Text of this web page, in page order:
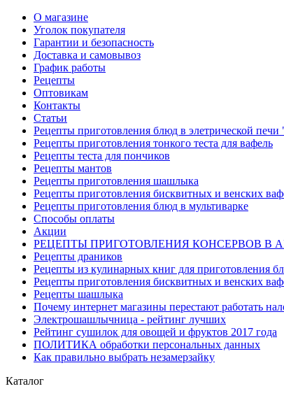
О магазине
Уголок покупателя
Гарантии и безопасность
Доставка и самовывоз
График работы
Рецепты
Оптовикам
Контакты
Статьи
Рецепты приготовления блюд в элетрической печи
Рецепты приготовления тонкого теста для вафель
Рецепты теста для пончиков
Рецепты мантов
Рецепты приготовления шашлыка
Рецепты приготовления бисквитных и венских
Рецепты приготовления блюд в мультиварке
Способы оплаты
Акции
РЕЦЕПТЫ ПРИГОТОВЛЕНИЯ КОНСЕРВОВ В
Рецепты драников
Рецепты из кулинарных книг для приготовления
Рецепты приготовления бисквитных и венских
Рецепты шашлыка
Почему интернет магазины перестают работать
Электрошашлычница - рейтинг лучших
Рейтинг сушилок для овощей и фруктов 2017 года
ПОЛИТИКА обработки персональных данных
Как правильно выбрать незамерзайку
Каталог